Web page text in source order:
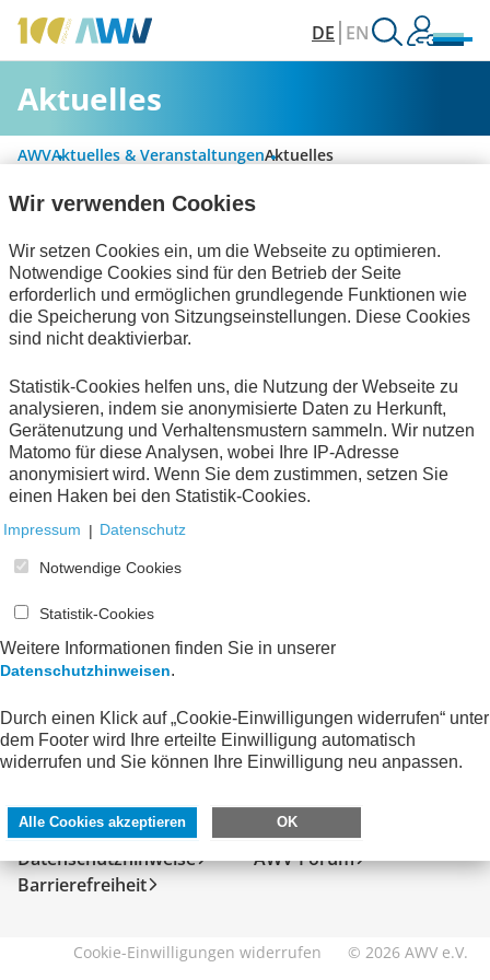
DE EN
Aktuelles
AWVAktuelles & VeranstaltungenAktuelles
Alle Kategorien
Digitalisierung & Modernisierung
Personalwirtschaft
Technische Standards
Publikationen
Keine Nachrichten verfügbar.
SERVICE
Kontakt
Impressum
Datenschutzhinweise
Barrierefreiheit
DIREKT ZU
FeRD
eXTra
AWV-Forum
Cookie-Einwilligungen widerrufen © 2026 AWV e.V.
Wir verwenden Cookies
Wir setzen Cookies ein, um die Webseite zu optimieren.
Notwendige Cookies sind für den Betrieb der Seite
erforderlich und ermöglichen grundlegende Funktionen wie
die Speicherung von Sitzungseinstellungen. Diese Cookies
sind nicht deaktivierbar.
Statistik-Cookies helfen uns, die Nutzung der Webseite zu
analysieren, indem sie anonymisierte Daten zu Herkunft,
Gerätenutzung und Verhaltensmustern sammeln. Wir nutzen
Matomo für diese Analysen, wobei Ihre IP-Adresse
anonymisiert wird. Wenn Sie dem zustimmen, setzen Sie
einen Haken bei den Statistik-Cookies.
Impressum | Datenschutz
Notwendige Cookies
Statistik-Cookies
Weitere Informationen finden Sie in unserer
Datenschutzhinweisen.
Durch einen Klick auf „Cookie-Einwilligungen widerrufen“ unter
dem Footer wird Ihre erteilte Einwilligung automatisch
widerrufen und Sie können Ihre Einwilligung neu anpassen.
Alle Cookies akzeptieren OK